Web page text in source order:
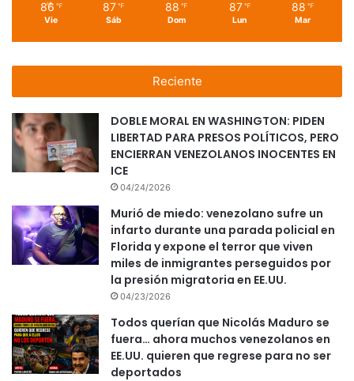
86 ℉
Vie
87 ℉
Sáb
88 ℉
Dom
87 ℉
Lun
88 ℉
Mar
Reciente
DOBLE MORAL EN WASHINGTON: PIDEN
LIBERTAD PARA PRESOS POLÍTICOS, PERO
ENCIERRAN VENEZOLANOS INOCENTES EN
ICE
04/24/2026
Murió de miedo: venezolano sufre un
infarto durante una parada policial en
Florida y expone el terror que viven
miles de inmigrantes perseguidos por
la presión migratoria en EE.UU.
04/23/2026
Todos querían que Nicolás Maduro se
fuera… ahora muchos venezolanos en
EE.UU. quieren que regrese para no ser
deportados